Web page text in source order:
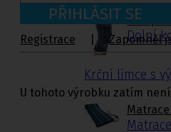
Dolní
Krční límce s
PŘIHLÁSIT SE
Registrace Zapomněl
U tohoto výrobku zatím